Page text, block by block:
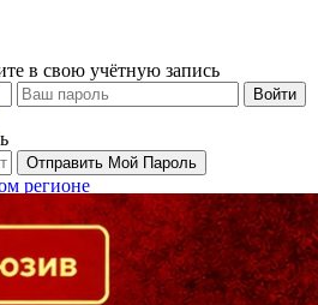
в свою учётную запись
регионе